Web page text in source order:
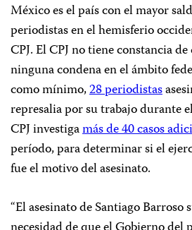
México es el país con el mayor
periodistas en el hemisferio
CPJ. El CPJ no tiene constancia
ninguna condena en el ámbito
como mínimo,28 periodistas
represalia por su trabajo durante
CPJ investigamás de 40 casos
período, para determinar si el
fue el motivo del asesinato.
“El asesinato de Santiago Barroso